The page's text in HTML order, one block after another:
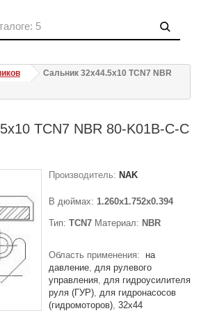
Сальник 32x44.5x10 TCN7 NBR
TCN7 NBR 80-K01B-C-C
Производитель: NAK
В дюймах: 1.260x1.752x0.394
Тип: TCN7 Материал: NBR
Область применения:
на
давление для рулевого
управления для гидроусилителя
руля (ГУР) для гидронасосов
(гидромоторов) 32x44